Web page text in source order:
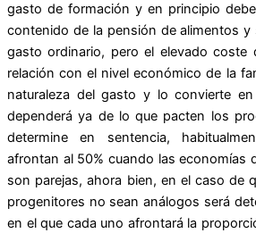
gasto de formación y en principio
contenido de la pensión de alimentos
gasto ordinario, pero el elevado coste
relación con el nivel económico de la
naturaleza del gasto y lo convierte
dependerá ya de lo que pacten los
determine en sentencia,
afrontan al 50% cuando las economías
son parejas, ahora bien, en el caso de
progenitores no sean análogos será
en el que cada uno afrontará la